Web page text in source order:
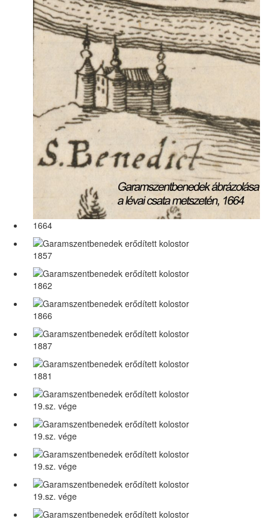
1664
1857
1862
1866
1887
1881
19.sz. vége
19.sz. vége
19.sz. vége
19.sz. vége